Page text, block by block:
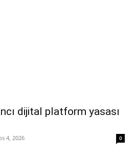
dijital platform yasası
4, 2026 0